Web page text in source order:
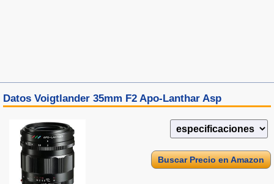
Datos Voigtlander 35mm F2 Apo-Lanthar Asp
Buscar Precio en Amazon